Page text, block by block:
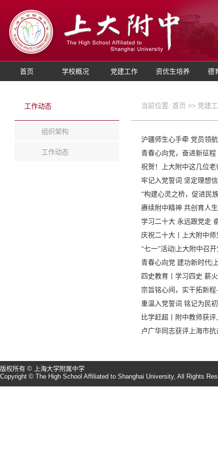
首页 学校概况 党建工作 资优生培养 德
工作动态
组织架构
工作动态
当前位置: 首页 >> 党建
沪疆师生心手牵 党员领
青春心向党，奋进新征
祝贺！上大附中这几位老
牢记入党誓词 坚定理想
“构建心灵之桥，促进民
赓续附中精神 共创育人
学习二十大 永远跟党走
庆祝二十大丨上大附中
“七一”活动|上大附中召
青春心向党 建功新时代|
四史教育丨学习四史 薪
宗旨铭心间，实干拓新
重温入党誓词 铭记为民
比学赶超丨附中教师获
卢广华同志获评上海市
版权所有 © 上海大学附属中学
Copyright © The High School Affiliated to Shanghai University, All Rights